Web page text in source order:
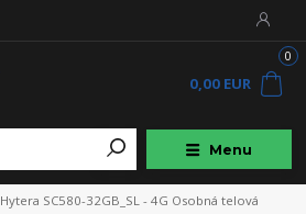
Menu
0
0,00 EUR
Hytera SC580-32GB_SL - 4G Osobná telová